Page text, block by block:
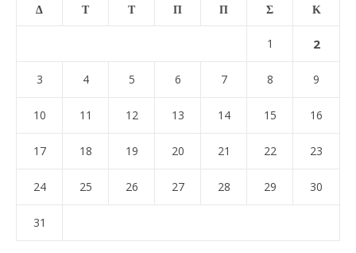
Δ Τ Τ Π Π Σ Κ
1 2
3 4 5 6 7 8 9
10 11 12 13 14 15 16
17 18 19 20 21 22 23
24 25 26 27 28 29 30
31